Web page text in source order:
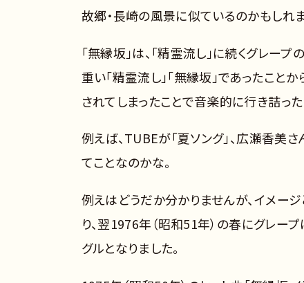
故郷・長崎の風景に似ているのかもしれ
「無縁坂」は、「精霊流し」に続くグレー
重い「精霊流し」「無縁坂」であったこ
されてしまったことで音楽的に行き詰っ
例えば、TUBEが「夏ソング」、広瀬香美
てことなのかな。
例えはどうだか分かりませんが、イメー
り、翌1976年（昭和51年）の春にグレー
グルとなりました。